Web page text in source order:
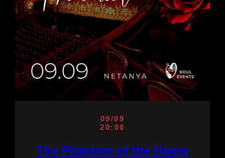
09/09
20:00
The Phantom of the Opera